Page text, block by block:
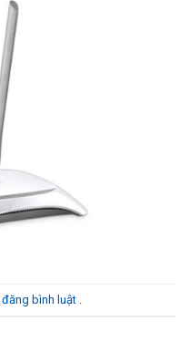
đăng bình luật